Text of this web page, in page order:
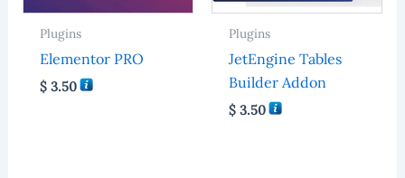
Plugins
Elementor PRO
$3.50
Plugins
JetEngine Tables
Builder Addon
$ 3.50